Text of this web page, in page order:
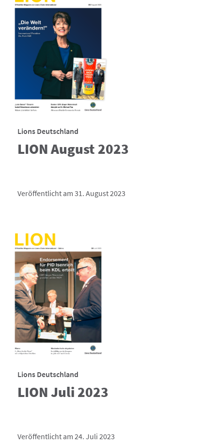
Lions Deutschland
LION August 2023
Veröffentlicht am 31. August 2023
Lions Deutschland
LION Juli 2023
Veröffentlicht am 24. Juli 2023